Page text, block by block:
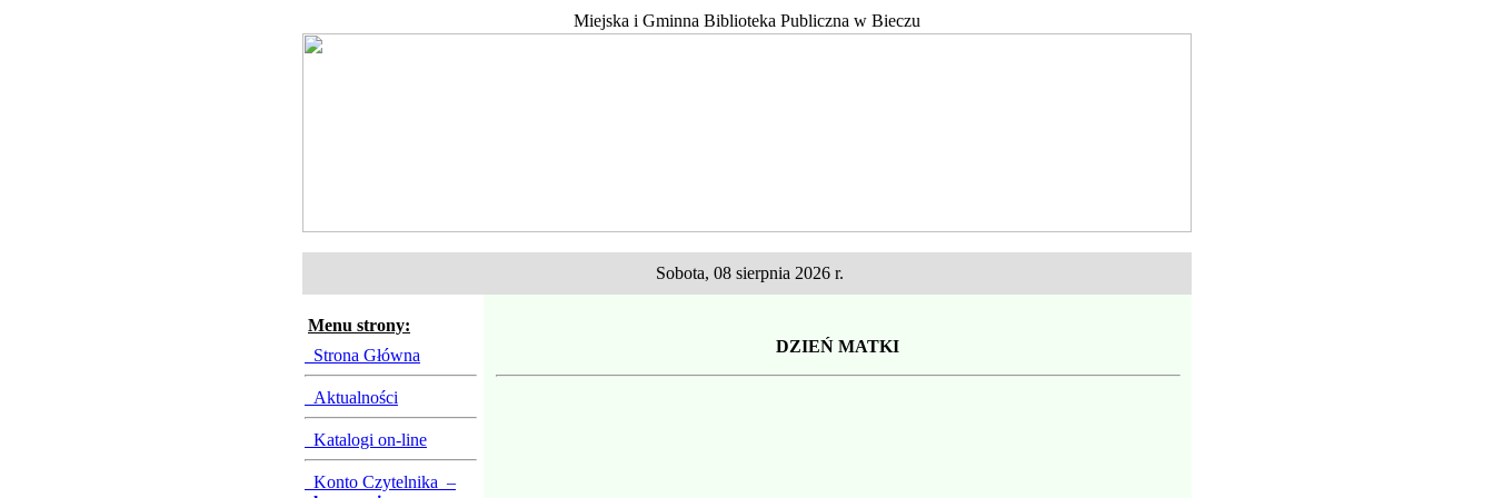
Miejska i Gminna Biblioteka Publiczna w Bieczu
Sobota, 08 sierpnia 2026 r.
Menu strony:
Strona Główna
Aktualności
Katalogi on-line
Konto Czytelnika –
DZIEŃ MATKI